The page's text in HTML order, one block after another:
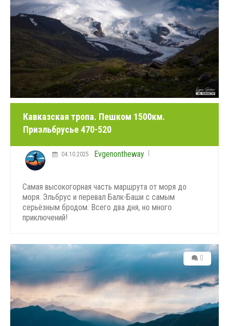
Кавказская тропа. Пешком 1500км.
Приэльбрусье 470-520
Evgenontheway
04.10.2025
Самая высокогорная часть маршрута от моря до
моря. Эльбрус и перевал Балк-Баши с самым
серьёзным бродом. Всего два дня, но много
приключений!
0